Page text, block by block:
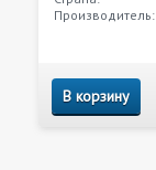
Производитель:
В корзину